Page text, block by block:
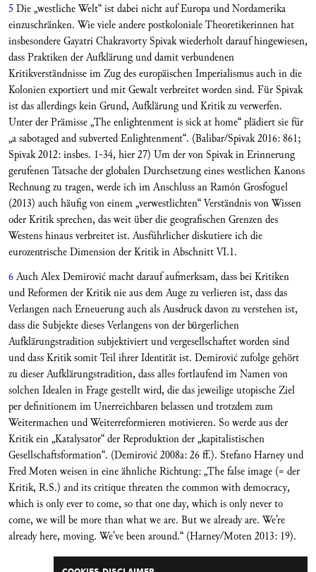
5 Die „westliche Welt“ ist dabei nicht auf Europa und Nordamerika
einzuschränken. Wie viele andere postkoloniale Theoretikerinnen hat
insbesondere Gayatri Chakravorty Spivak wiederholt darauf hingewiesen,
dass Praktiken der Aufklärung und damit verbundenen
Kritikverständnisse im Zug des europäischen Imperialismus auch in die
Kolonien exportiert und mit Gewalt verbreitet worden sind. Für Spivak
ist das allerdings kein Grund, Aufklärung und Kritik zu verwerfen.
Unter der Prämisse „The enlightenment is sick at home“ plädiert sie für
„a sabotaged and subverted Enlightenment“. (Balibar/Spivak 2016: 861;
Spivak 2012: insbes. 1-34, hier 27) Um der von Spivak in Erinnerung
gerufenen Tatsache der globalen Durchsetzung eines westlichen Kanons
Rechnung zu tragen, werde ich im Anschluss an Ramón Grosfoguel
(2013) auch häufig von einem „verwestlichten“ Verständnis von Wissen
oder Kritik sprechen, das weit über die geografischen Grenzen des
Westens hinaus verbreitet ist. Ausführlicher diskutiere ich die
eurozentrische Dimension der Kritik in Abschnitt VI.1.
6Auch Alex Demirović macht darauf aufmerksam, dass bei Kritiken
und Reformen der Kritik nie aus dem Auge zu verlieren ist, dass das
Verlangen nach Erneuerung auch als Ausdruck davon zu verstehen ist,
dass die Subjekte dieses Verlangens von der bürgerlichen
Aufklärungstradition subjektiviert und vergesellschaftet worden sind
und dass Kritik somit Teil ihrer Identität ist. Demirović zufolge gehört
zu dieser Aufklärungstradition, dass alles fortlaufend im Namen von
solchen Idealen in Frage gestellt wird, die das jeweilige utopische Ziel
per definitionem im Unerreichbaren belassen und trotzdem zum
Weitermachen und Weiterreformieren motivieren. So werde aus der
Kritik ein „Katalysator“ der Reproduktion der „kapitalistischen
Gesellschaftsformation“. (Demirović 2008a: 26 ff.). Stefano Harney und
Fred Moten weisen in eine ähnliche Richtung: „The false image (= der
Kritik, R.S.) and its critique threaten the common with democracy,
which is only ever to come, so that one day, which is only never to
come, we will be more than what we are. But we already are. We’re
already here, moving. We’ve been around.“ (Harney/Moten 2013: 19).